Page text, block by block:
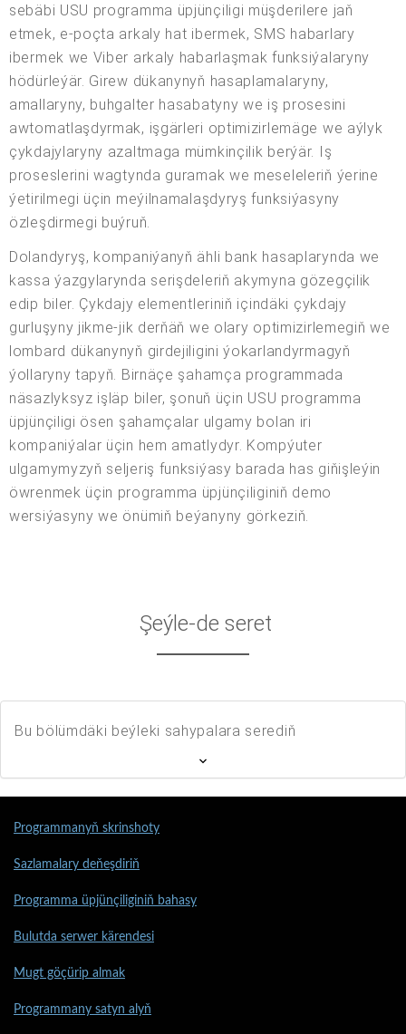
sebäbi USU programma üpjünçiligi müşderilere jaň
etmek, e-poçta arkaly hat ibermek, SMS habarlary
ibermek we Viber arkaly habarlaşmak funksiýalaryny
hödürleýär. Girew dükanynyň hasaplamalaryny,
amallaryny, buhgalter hasabatyny we iş prosesini
awtomatlaşdyrmak, işgärleri optimizirlemäge we aýlyk
çykdajylaryny azaltmaga mümkinçilik berýär. Iş
proseslerini wagtynda guramak we meseleleriň ýerine
ýetirilmegi üçin meýilnamalaşdyryş funksiýasyny
özleşdirmegi buýruň.
Dolandyryş, kompaniýanyň ähli bank hasaplarynda we
kassa ýazgylarynda serişdeleriň akymyna gözegçilik
edip biler. Çykdajy elementleriniň içindäki çykdajy
gurluşyny jikme-jik derňäň we olary optimizirlemegiň we
lombard dükanynyň girdejiligini ýokarlandyrmagyň
ýollaryny tapyň. Birnäçe şahamça programmada
näsazlyksyz işläp biler, şonuň üçin USU programma
üpjünçiligi ösen şahamçalar ulgamy bolan iri
kompaniýalar üçin hem amatlydyr. Kompýuter
ulgamymyzyň seljeriş funksiýasy barada has giňişleýin
öwrenmek üçin programma üpjünçiliginiň demo
wersiýasyny we önümiň beýanyny görkeziň.
Şeýle-de seret
Bu bölümdäki beýleki sahypalara serediň
Programmanyň skrinshoty
Sazlamalary deňeşdiriň
Programma üpjünçiliginiň bahasy
Bulutda serwer kärendesi
Mugt göçürip almak
Programmany satyn alyň